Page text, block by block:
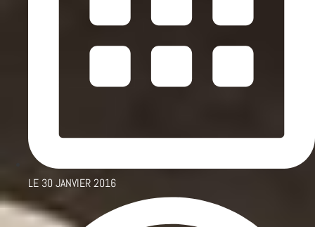
LE 30 JANVIER 2016